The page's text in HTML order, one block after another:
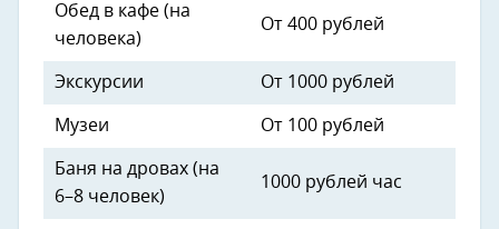
Обед в кафе (на
человека)
От 400 рублей
Экскурсии От 1000 рублей
Музеи От 100 рублей
Баня на дровах (на
6–8 человек)
1000 рублей час